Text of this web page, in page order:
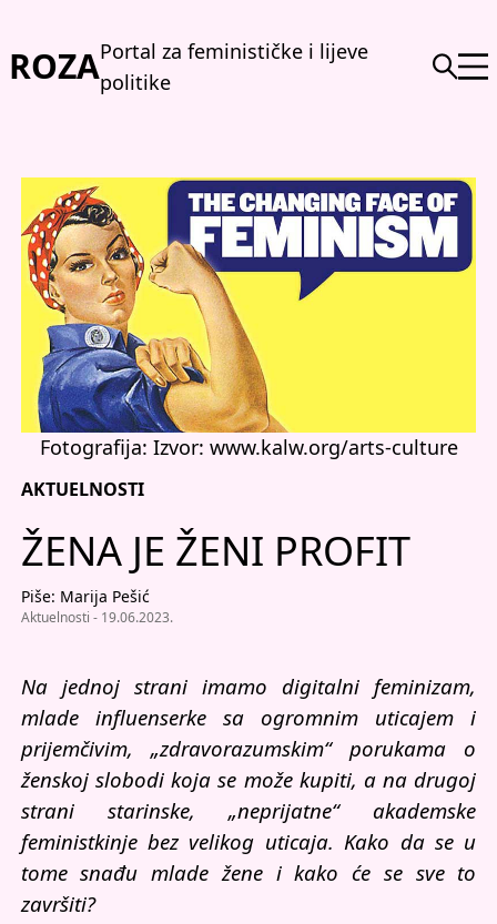
ROZAPortal za feminističke i lijeve
politike
Fotografija: Izvor: www.kalw.org/arts-culture
AKTUELNOSTI
ŽENA JE ŽENI PROFIT
Piše: Marija Pešić
Aktuelnosti - 19.06.2023.
Na jednoj strani imamo digitalni feminizam,
mlade influenserke sa ogromnim uticajem i
prijemčivim, „zdravorazumskim“ porukama o
ženskoj slobodi koja se može kupiti, a na drugoj
strani starinske, „neprijatne“ akademske
feministkinje bez velikog uticaja. Kako da se u
tome snađu mlade žene i kako će se sve to
završiti?